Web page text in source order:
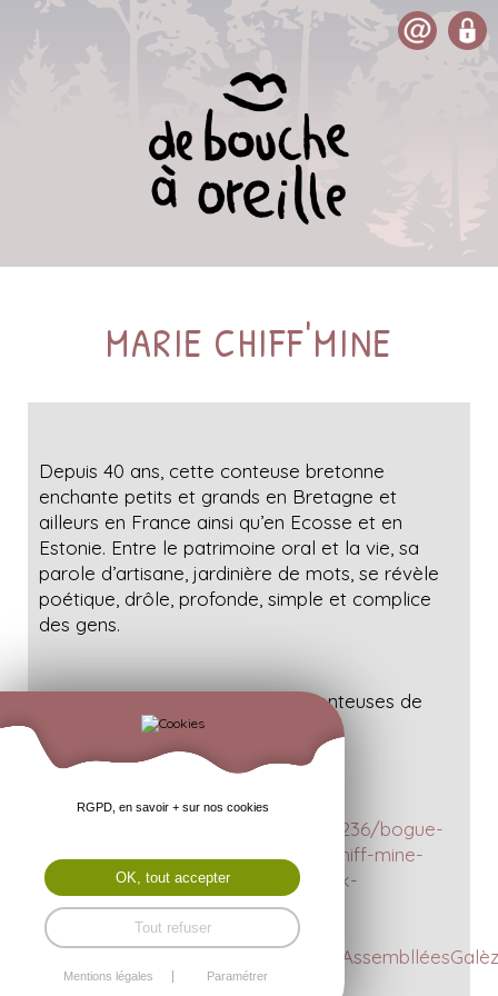
MARIE CHIFF'MINE
Depuis 40 ans, cette conteuse bretonne
enchante petits et grands en Bretagne et
ailleurs en France ainsi qu’en Ecosse et en
Estonie. Entre le patrimoine oral et la vie, sa
parole d’artisane, jardinière de mots, se révèle
poétique, drôle, profonde, simple et complice
des gens.
Elle a animé un stage pour les conteuses de
l'association.
https://www.mariechiffmine.com/
https://actu.fr/bretagne/redon_35236/bogue-
d-or-a-redon-la-conteuse-marie-chiff-mine-
fete-ses-40-ans-de-scene-ce-week-
end_61784515.html
https://www.youtube.com/watch?
RGPD, en savoir + sur nos cookies
OK, tout accepter
Tout refuser
Mentions légales Paramétrer